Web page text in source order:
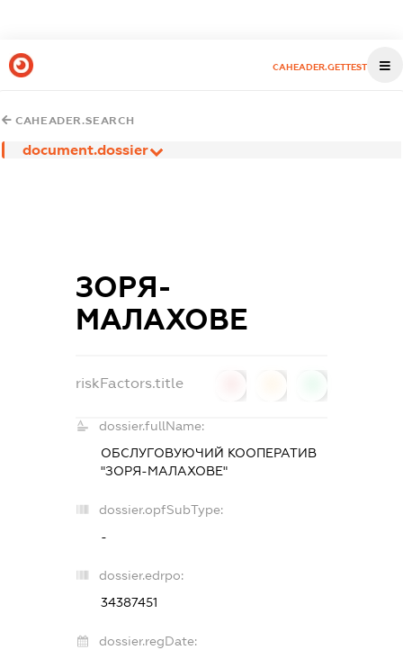
CAHEADER.GETTEST
CAHEADER.SEARCH
document.dossier
ЗОРЯ-
МАЛАХОВЕ
riskFactors.title
dossier.fullName:
ОБСЛУГОВУЮЧИЙ КООПЕРАТИВ
"ЗОРЯ-МАЛАХОВЕ"
dossier.opfSubType:
-
dossier.edrpo:
34387451
dossier.regDate: